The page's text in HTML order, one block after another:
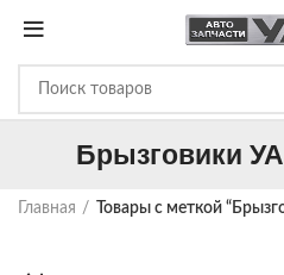
Брызговики
Главная Товары с меткой